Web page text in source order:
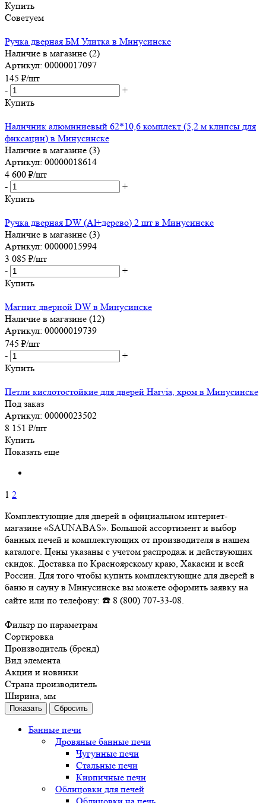
Купить
Советуем
Ручка дверная БМ Улитка в Минусинске
Наличие в магазине (2)
Артикул: 00000017097
145 ₽/шт
-
+
Купить
Наличник алюминиевый 62*10,6 комплект (5,2 м клипсы для
фиксации) в Минусинске
Наличие в магазине (3)
Артикул: 00000018614
4 600 ₽/шт
-
+
Купить
Ручка дверная DW (Al+дерево) 2 шт в Минусинске
Наличие в магазине (3)
Артикул: 00000015994
3 085 ₽/шт
-
+
Купить
Магнит дверной DW в Минусинске
Наличие в магазине (12)
Артикул: 00000019739
745 ₽/шт
-
+
Купить
Петли кислотостойкие для дверей Harvia, хром в Минусинске
Под заказ
Артикул: 00000023502
8 151 ₽/шт
Купить
Показать еще
1 2
Комплектующие для дверей в официальном интернет-
магазине «SAUNABAS». Большой ассортимент и выбор
банных печей и комплектующих от производителя в нашем
каталоге. Цены указаны с учетом распродаж и действующих
скидок. Доставка по Красноярскому краю, Хакасии и всей
России. Для того чтобы купить комплектующие для дверей в
баню и сауну в Минусинске вы можете оформить заявку на
сайте или по телефону: ☎️ 8 (800) 707-33-08.
Фильтр по параметрам
Сортировка
Производитель (бренд)
Вид элемента
Акции и новинки
Страна производитель
Ширина, мм
Сбросить
Банные печи
Дровяные банные печи
Чугунные печи
Стальные печи
Кирпичные печи
Облицовки для печей